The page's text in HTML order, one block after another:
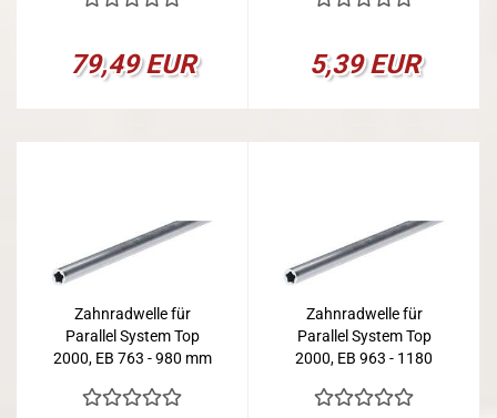
79,49 EUR 5,39 EUR
Zahnradwelle für
Parallel System Top
2000, EB 763 - 980 mm
Zahnradwelle für
Parallel System Top
2000, EB 963 - 1180